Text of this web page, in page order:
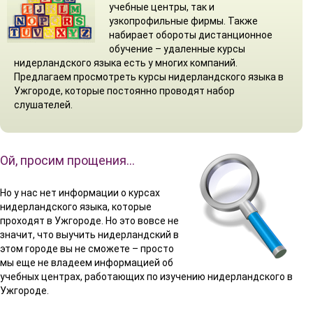
учебные центры, так и
узкопрофильные фирмы. Также
набирает обороты дистанционное
обучение – удаленные курсы
нидерландского языка есть у многих компаний.
Предлагаем просмотреть курсы нидерландского языка в
Ужгороде, которые постоянно проводят набор
слушателей.
Ой, просим прощения…
Но у нас нет информации о курсах
нидерландского языка, которые
проходят в Ужгороде. Но это вовсе не
значит, что выучить нидерландский в
этом городе вы не сможете – просто
мы еще не владеем информацией об
учебных центрах, работающих по изучению нидерландского в
Ужгороде.